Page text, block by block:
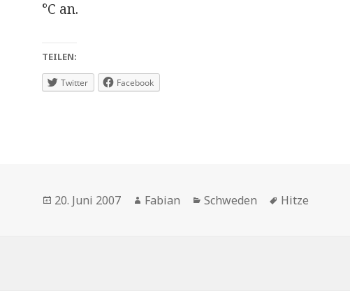
°C an.
TEILEN:
Twitter Facebook
Veröffentlicht
20. Juni 2007 Autor
Fabian Kategorien
Schweden Schlagwörter
Hitze